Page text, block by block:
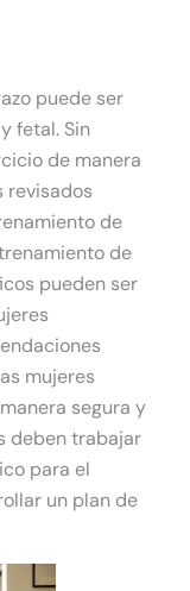
puede ser
fetal. Sin
de manera
revisados
de
de
pueden ser
mujeres
segura y
deben trabajar
para el
un plan de